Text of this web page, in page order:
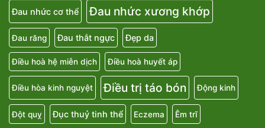
Đau nhức cơ thể Đau nhức xương khớp
Đau răng Đau thắt ngực Đẹp da
Điều hoà hệ miễn dịch Điều hoà huyết áp
Điều hòa kinh nguyệt Điều trị táo bón Động kinh
Đột quỵ Đục thuỷ tinh thể Eczema Êm trĩ